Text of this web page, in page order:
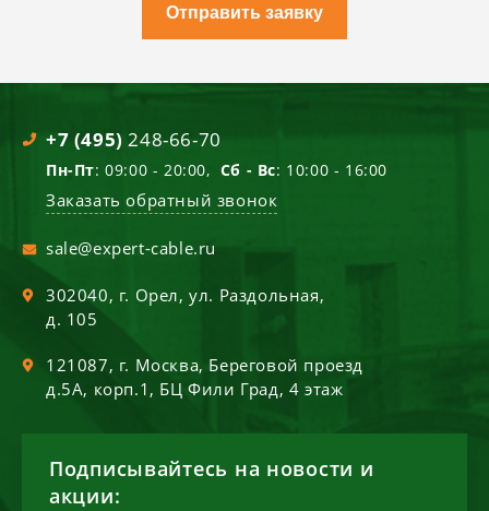
Отправить заявку
+7 (495) 248-66-70
Пн-Пт: 09:00 - 20:00, Сб - Вс: 10:00 - 16:00
Заказать обратный звонок
sale@expert-cable.ru
302040, г. Орел,ул. Раздольная,
д. 105
121087, г. Москва, Береговой проезд
д.5А, корп.1, БЦ Фили Град, 4 этаж
Подписывайтесь на новости и
акции: